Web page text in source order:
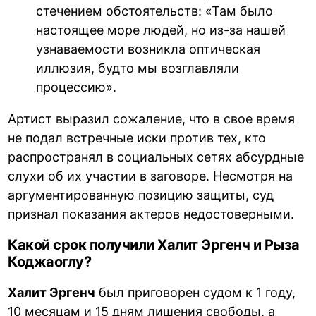
стечением обстоятельств: «Там было
настоящее море людей, но из-за нашей
узнаваемости возникла оптическая
иллюзия, будто мы возглавляли
процессию».
Артист выразил сожаление, что в свое время
не подал встречные иски против тех, кто
распространял в социальных сетях абсурдные
слухи об их участии в заговоре. Несмотря на
аргументированную позицию защиты, суд
признал показания актеров недостоверными.
Какой срок получили Халит Эргенч и Рыза
Коджаоглу?
Халит Эргенч был приговорен судом к 1 году,
10 месяцам и 15 дням лишения свободы, а